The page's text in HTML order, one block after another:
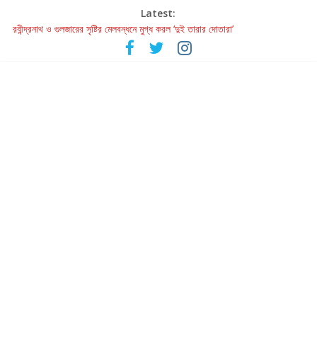
Latest:
রবীন্দ্রনাথ ও গুলজারের সৃষ্টির মেলবন্ধনে মুগ্ধ করল ‘দুই তারার দোতারা’
কলের গান থেকে রীলস্ — বাঙালির গান শোনার বিবর্তনের গল্প
জগন্নাথমঙ্গলম্ — বাংলায় প্রথমবার মঞ্চে এবার রথযাত্রার উদযাপন